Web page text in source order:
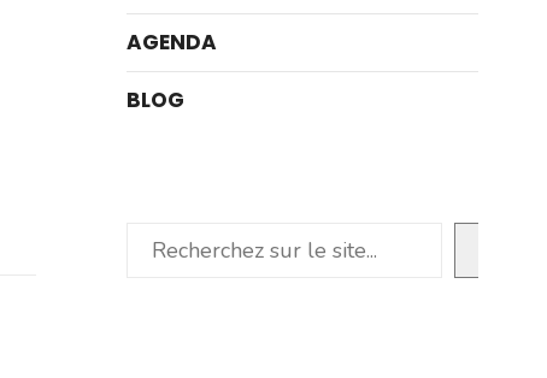
AGENDA
BLOG
Rechercher